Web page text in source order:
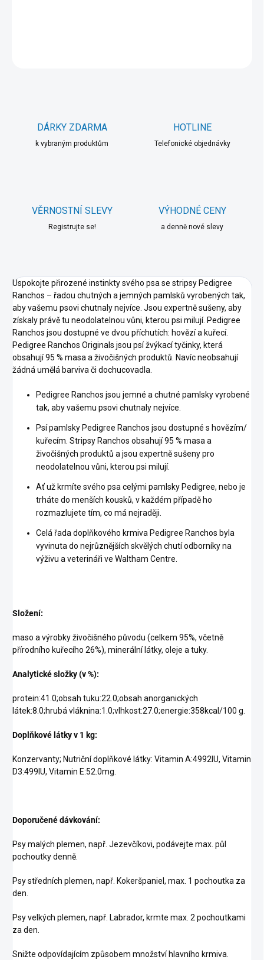
DÁRKY ZDARMA
k vybraným produktům
HOTLINE
Telefonické objednávky
VĚRNOSTNÍ SLEVY
Registrujte se!
VÝHODNÉ CENY
a denně nové slevy
Uspokojte přirozené instinkty svého psa se stripsy Pedigree
Ranchos – řadou chutných a jemných pamlsků vyrobených tak,
aby vašemu psovi chutnaly nejvíce. Jsou expertně sušeny, aby
získaly právě tu neodolatelnou vůni, kterou psi milují. Pedigree
Ranchos jsou dostupné ve dvou příchutích: hovězí a kuřecí.
Pedigree Ranchos Originals jsou psí žvýkací tyčinky, která
obsahují 95 % masa a živočišných produktů. Navíc neobsahují
žádná umělá barviva či dochucovadla.
Pedigree Ranchos jsou jemné a chutné pamlsky vyrobené
tak, aby vašemu psovi chutnaly nejvíce.
Psí pamlsky Pedigree Ranchos jsou dostupné s hovězím/
kuřecím. Stripsy Ranchos obsahují 95 % masa a
živočišných produktů a jsou expertně sušeny pro
neodolatelnou vůni, kterou psi milují.
Ať už krmíte svého psa celými pamlsky Pedigree, nebo je
trháte do menších kousků, v každém případě ho
rozmazlujete tím, co má nejraději.
Celá řada doplňkového krmiva Pedigree Ranchos byla
vyvinuta do nejrůznějších skvělých chutí odborníky na
výživu a veterináři ve Waltham Centre.
Složení:
maso a výrobky živočišného původu (celkem 95%, včetně
přírodního kuřecího 26%), minerální látky, oleje a tuky.
Analytické složky (v %):
protein:41.0;obsah tuku:22.0;obsah anorganických
látek:8.0;hrubá vláknina:1.0;vlhkost:27.0;energie:358kcal/100 g.
Doplňkové látky v 1 kg:
Konzervanty; Nutriční doplňkové látky: Vitamin A:4992IU, Vitamin
D3:499IU, Vitamin E:52.0mg.
Doporučené dávkování:
Psy malých plemen, např. Jezevčíkovi, podávejte max. půl
pochoutky denně.
Psy středních plemen, např. Kokeršpaniel, max. 1 pochoutka za
den.
Psy velkých plemen, např. Labrador, krmte max. 2 pochoutkami
za den.
Snižte odpovídajícím způsobem množství hlavního krmiva.